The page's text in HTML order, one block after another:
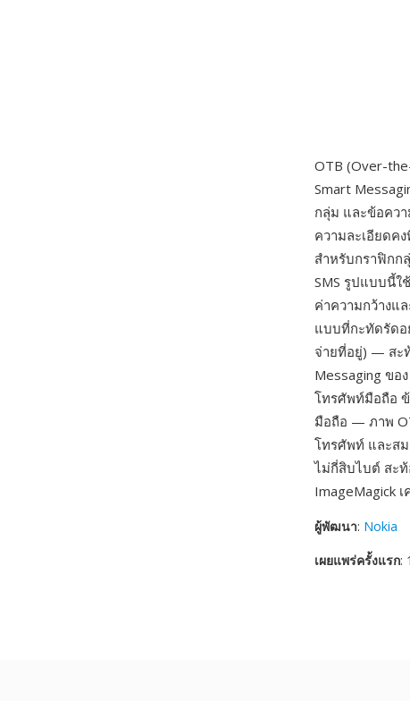
OTB (Over-
Smart
กลุ่ม และข้อคว
ความละเอียดค
สำหรับกราฟิกก
SMS รูปแบบนี้ใ
ค่าความกว้าง
แบบที่กะทัดรัดอ
จ่ายที่อยู่) — สะ
Messaging ขอ
โทรศัพท์มือถือ
มือถือ — ภาพ
โทรศัพท์ และส
ไม่กี่สิบไบต์ สะ
ImageMagick
ผู้พัฒนา: Nokia
เผยแพร่ครั้งแรก: